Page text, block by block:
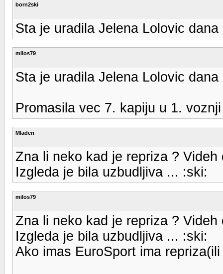
born2ski
Sta je uradila Jelena Lolovic
milos79
Sta je uradila Jelena Lolovic
Promasila vec 7. kapiju u 1.
Mladen
Zna li neko kad je repriza ?
Izgleda je bila uzbudljiva ... :ski:
milos79
Zna li neko kad je repriza ?
Izgleda je bila uzbudljiva ... :ski:
Ako imas EuroSport ima